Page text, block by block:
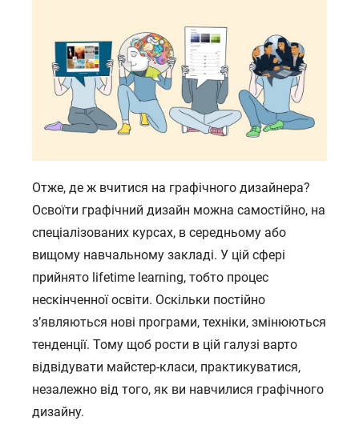
Отже, де ж вчитися на графічного дизайнера?
Освоїти графічний дизайн можна самостійно, на
спеціалізованих курсах, в середньому або
вищому навчальному закладі. У цій сфері
прийнято lifetime learning, тобто процес
нескінченної освіти. Оскільки постійно
з’являються нові програми, техніки, змінюються
тенденції. Тому щоб рости в цій галузі варто
відвідувати майстер-класи, практикуватися,
незалежно від того, як ви навчилися графічного
дизайну.